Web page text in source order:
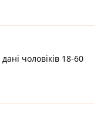
чоловіків 18-60